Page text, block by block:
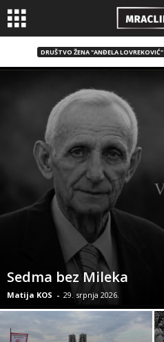
DRUŠTVO ŽENA "ANĐELA LOVREKOVIĆ"
Sedma bez Mileka
Matija KOS - 29. srpnja 2026.